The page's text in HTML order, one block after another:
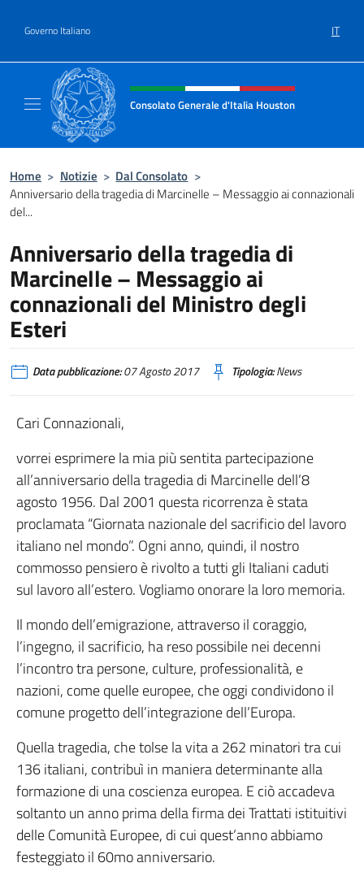
Governo Italiano IT
Intestazione sito, social e menù
Consolato Generale d'Italia Houston
Home > Notizie > Dal Consolato >
Anniversario della tragedia di Marcinelle – Messaggio ai connazionali
del...
Anniversario della tragedia di
Marcinelle – Messaggio ai
connazionali del Ministro degli
Esteri
Data pubblicazione:07 Agosto 2017 Tipologia:News
Cari Connazionali,
vorrei esprimere la mia più sentita partecipazione
all’anniversario della tragedia di Marcinelle dell’8
agosto 1956. Dal 2001 questa ricorrenza è stata
proclamata “Giornata nazionale del sacrificio del lavoro
italiano nel mondo”. Ogni anno, quindi, il nostro
commosso pensiero è rivolto a tutti gli Italiani caduti
sul lavoro all’estero. Vogliamo onorare la loro memoria.
Il mondo dell’emigrazione, attraverso il coraggio,
l’ingegno, il sacrificio, ha reso possibile nei decenni
l’incontro tra persone, culture, professionalità, e
nazioni, come quelle europee, che oggi condividono il
comune progetto dell’integrazione dell’Europa.
Quella tragedia, che tolse la vita a 262 minatori tra cui
136 italiani, contribuì in maniera determinante alla
formazione di una coscienza europea. E ciò accadeva
soltanto un anno prima della firma dei Trattati istituitivi
delle Comunità Europee, di cui quest’anno abbiamo
festeggiato il 60mo anniversario.